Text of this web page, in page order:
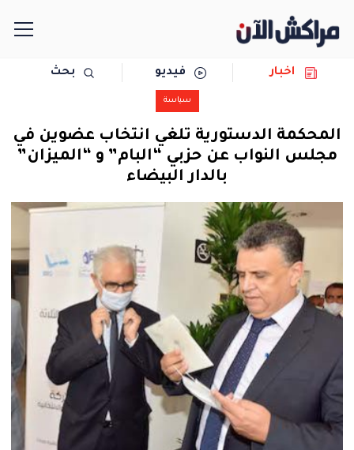
سياسة
رياضة
حوادث
دولية
المرأة
منوعة
آراء
اخبار فيديو بحث
سياسة
المحكمة الدستورية تلغي انتخاب عضوين في
مجلس النواب عن حزبي “البام” و “الميزان”
بالدار البيضاء